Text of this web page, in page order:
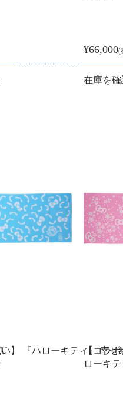
¥66,000(
在庫を確
】 『ハローキティ』 幸せ
【コラ
ローキ